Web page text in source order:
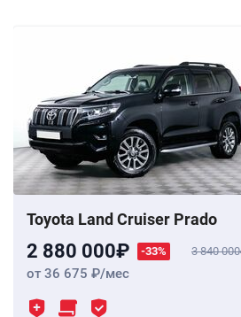
Toyota Land Cruiser Prado
2 880 000 -33% 3 840 000
от 36 675 /мес